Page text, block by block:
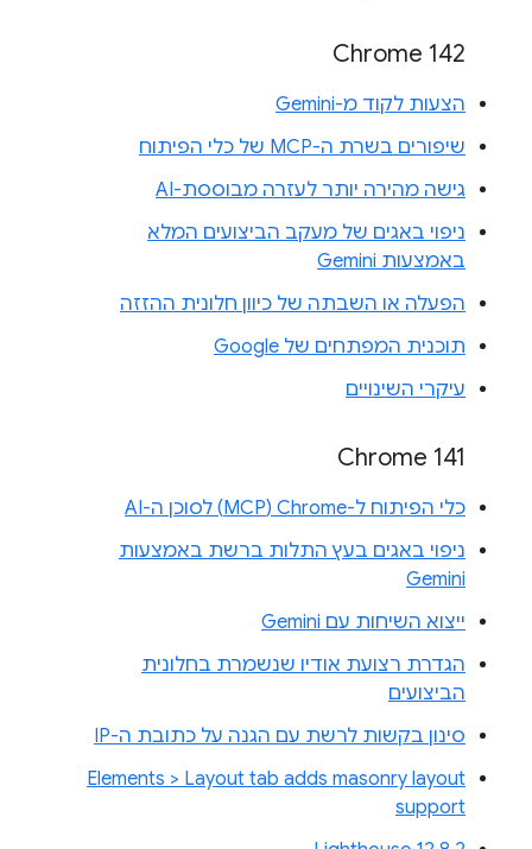
Chrome 142
הצעות לקוד מ-Gemini
שיפורים בשרת ה-MCP של כלי הפיתוח
גישה מהירה יותר לעזרה מבוססת-AI
ניפוי באגים של מעקב הביצועים המלא
באמצעות Gemini
הפעלה או השבתה של כיוון חלונית ההזזה
תוכנית המפתחים של Google
עיקרי השינויים
Chrome 141
כלי הפיתוח ל-Chrome‏ (MCP) לסוכן ה-AI
ניפוי באגים בעץ התלות ברשת באמצעות
Gemini
ייצוא השיחות עם Gemini
הגדרת רצועת אודיו שנשמרת בחלונית
הביצועים
סינון בקשות לרשת עם הגנה על כתובת ה-IP
Elements > Layout tab adds masonry layout
support